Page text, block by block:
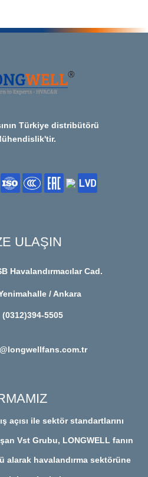
Türkiye distribütörü
ULAŞIN
Havalandırmacılar Cad.
/ Ankara
(0312)394-5505
açısı ile sektör standartlarını
Vst Grubu, LONGWELL fanın
havalandırma sektörüne